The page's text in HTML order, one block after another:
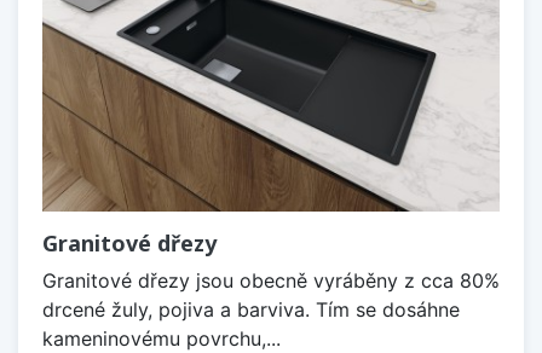
Granitové dřezy
Granitové dřezy jsou obecně vyráběny z cca 80%
drcené žuly, pojiva a barviva. Tím se dosáhne
kameninovému povrchu,...